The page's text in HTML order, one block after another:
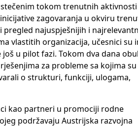
tokom trenutnih aktivnosti
zagovaranja u okviru
najuspješnijih i
vlastitih organizacija, učesnici su
u pilot fazi. Tokom dva dana
za probleme sa kojima su
o strukturi, funkciji, ulogama,
kao partneri u promociji rodne
podržavaju Austrijska razvojna